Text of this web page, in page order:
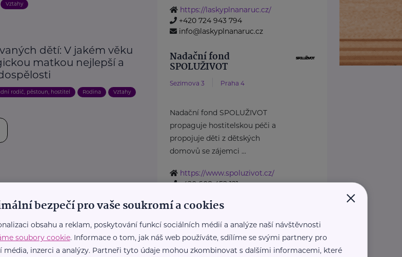
Vztahy
dětí: V jakém věku
matkou nejlepší a
rodič, pěstoun, hostitel Rodina Vztahy
https://laskyplnanaruc.cz/
+420 724 943 794
info@laskyplnanaruc.cz
Nadační fond
SPOLUŽIVOT
Sezimova 3 Praha 4
Nadační fond SPOLUŽIVOT
propaguje hostitelskou péči a
propojuje děti z dětských
domovů se zájemci ...
https://www.spoluzivot.cz/
+420 608 452 121
Bronzový partner
Rodinná síť
Klimentská 1246/1 Praha 1
×
bezpečí pro vaše soukromí a cookies
obsahu a reklam, poskytování funkcí sociálních médií a analýze naší návštěvnosti
soubory cookie. Informace o tom, jak náš web používáte, sdílíme se svými partnery pro
média, inzerci a analýzy. Partneři tyto údaje mohou zkombinovat s dalšími informacemi, které